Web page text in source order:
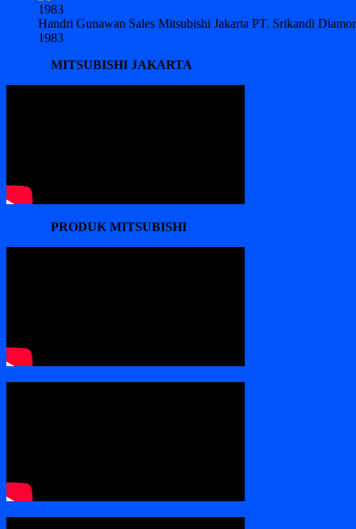
Handri Gunawan Sales Mitsubishi Jakarta PT. Srikandi
1983
MITSUBISHI JAKARTA
PRODUK MITSUBISHI